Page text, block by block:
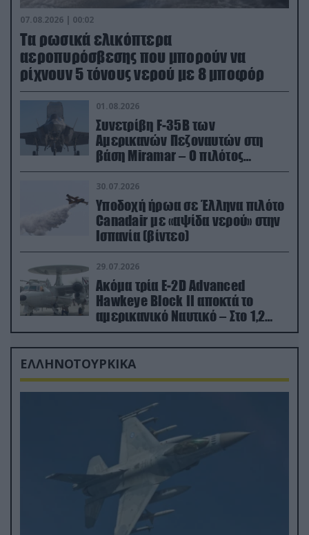
07.08.2026 | 00:02
Τα ρωσικά ελικόπτερα
αεροπυρόσβεσης που μπορούν να
ρίχνουν 5 τόνους νερού με 8 μποφόρ
01.08.2026
Συνετρίβη F-35B των
Αμερικανών Πεζοναυτών στη
βάση Miramar – Ο πιλότος
εκτινάχθηκε εγκαίρως
30.07.2026
Υποδοχή ήρωα σε Έλληνα πιλότο
Canadair με «αψίδα νερού» στην
Ισπανία (βίντεο)
29.07.2026
Ακόμα τρία E-2D Advanced
Hawkeye Block II αποκτά το
αμερικανικό Ναυτικό – Στο 1,2
δισ.δολάρια το κόστος
ΕΛΛΗΝΟΤΟΥΡΚΙΚΑ